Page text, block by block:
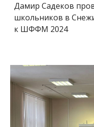
Дамир Садеков
школьников в
к ШФФМ 2024